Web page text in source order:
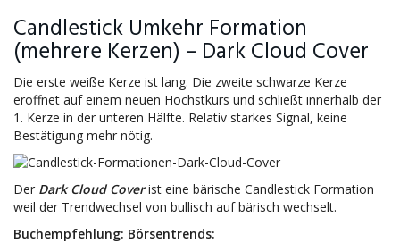
Candlestick Umkehr Formation
(mehrere Kerzen) – Dark Cloud Cover
Die erste weiße Kerze ist lang. Die zweite schwarze Kerze
eröffnet auf einem neuen Höchstkurs und schließt innerhalb der
1. Kerze in der unteren Hälfte. Relativ starkes Signal, keine
Bestätigung mehr nötig.
Der Dark Cloud Coverist eine bärische Candlestick Formation
weil der Trendwechsel von bullisch auf bärisch wechselt.
Buchempfehlung: Börsentrends: